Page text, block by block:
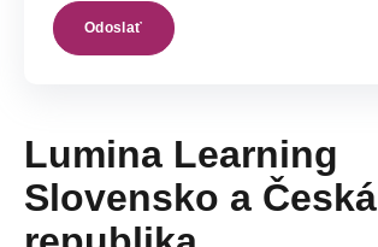
Lumina Learning
Slovensko a Česká